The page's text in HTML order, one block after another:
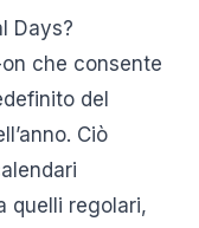
Days?
che consente
del
Ciò
quelli regolari,